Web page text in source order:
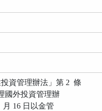
資管理辦法」第 2 條
外投資管理辦
16 日以金管